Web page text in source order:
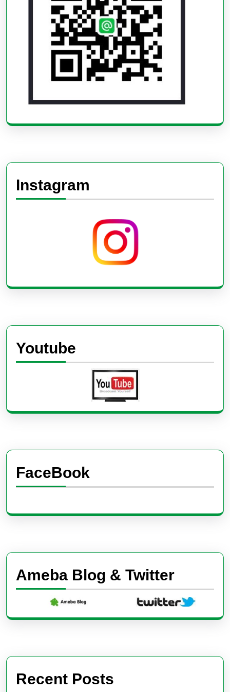
Instagram
Youtube
FaceBook
Ameba Blog & Twitter
Recent Posts